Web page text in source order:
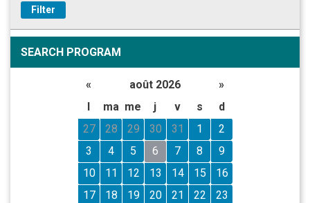
Filter
SEARCH PROGRAM
« août 2026
»
l
ma me j v s
d
27
28 29 30 31 1
2
3
4 5 6 7 8
9
10
11 12 13 14 15
16
17
18 19 20 21 22
23